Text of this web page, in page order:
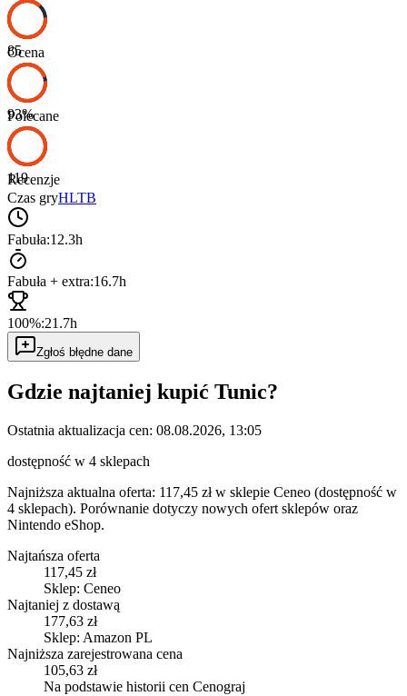
85
Ocena
93%
Polecane
119
Recenzje
Czas gryHLTB
Fabuła:12.3h
Fabuła + extra:16.7h
100%:21.7h
Zgłoś błędne dane
Gdzie najtaniej kupić Tunic?
Ostatnia aktualizacja cen: 08.08.2026, 13:05
dostępność w 4 sklepach
Najniższa aktualna oferta: 117,45 zł w sklepie Ceneo (dostępność w
4 sklepach). Porównanie dotyczy nowych ofert sklepów oraz
Nintendo eShop.
Najtańsza oferta
117,45 zł
Sklep: Ceneo
Najtaniej z dostawą
177,63 zł
Sklep: Amazon PL
Najniższa zarejestrowana cena
105,63 zł
Na podstawie historii cen Cenograj